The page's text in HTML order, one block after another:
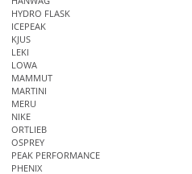
HYDRO FLASK
ICEPEAK
KJUS
LEKI
LOWA
MAMMUT
MARTINI
MERU
NIKE
ORTLIEB
OSPREY
PEAK PERFORMANCE
PHENIX